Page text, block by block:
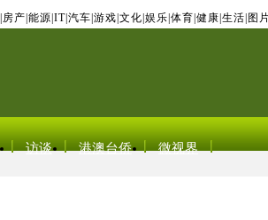
房产 能源 IT| 汽车 游戏 文化 娱乐 体育 健康 生活 图
访谈 港澳台侨 微视界